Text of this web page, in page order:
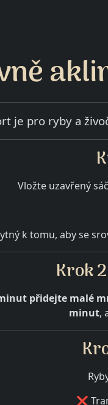
je pro ryby a
Vložte uzavřený
k tomu, aby se
Krok
přidejte malé
minut,
❌